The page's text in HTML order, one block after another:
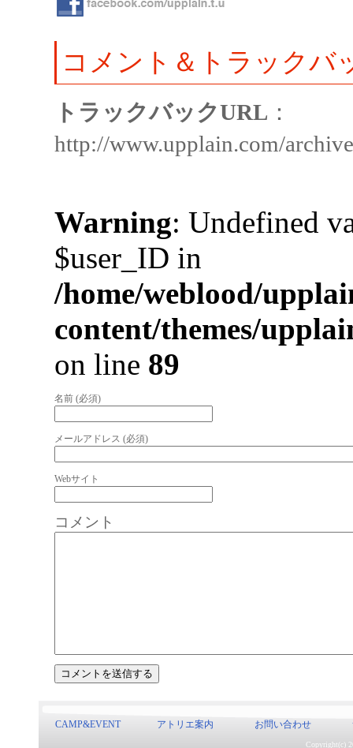
コメント＆トラックバ
トラックバックURL ：
http://www.upplain.com/
Warning: Undefined
$user_ID in
/home/weblood/
content/themes/
on line 89
名前 (必須)
メールアドレス (必須)
Webサイト
コメント
CAMP&EVENT アトリエ案内 お問い合わせ
Copyright(c)